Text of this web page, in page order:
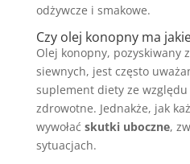
odżywcze i smakowe.
Czy olej konopny ma
Olej konopny, pozyskiwany
siewnych, jest często
suplement diety ze
zdrowotne. Jednakże, jak
wywołać skutki uboczne,
sytuacjach.